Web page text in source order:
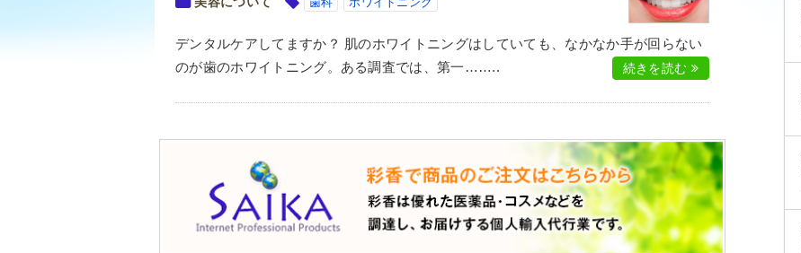
デンタルケアしてますか？ 肌のホワイトニングはしていても、なかなか手が回らない
のが歯のホワイトニング。ある調査では、第一……..
続きを読む